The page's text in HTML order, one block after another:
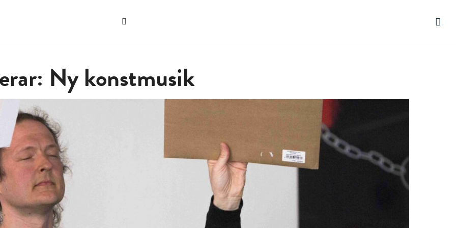
Sök
webbplatsen
Ny konstmusik